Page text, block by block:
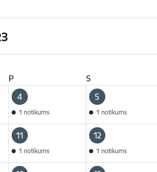
P S
4
1 notikums
5
1 notikums
11
1 notikums
12
1 notikums